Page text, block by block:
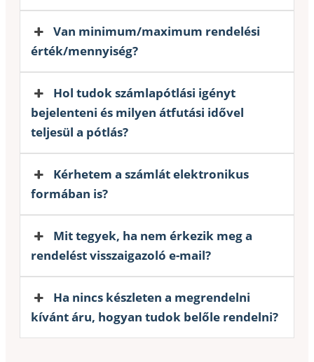
Van minimum/maximum rendelési
érték/mennyiség?
Hol tudok számlapótlási igényt
bejelenteni és milyen átfutási idővel
teljesül a pótlás?
Kérhetem a számlát elektronikus
formában is?
Mit tegyek, ha nem érkezik meg a
rendelést visszaigazoló e-mail?
Ha nincs készleten a megrendelni
kívánt áru, hogyan tudok belőle rendelni?